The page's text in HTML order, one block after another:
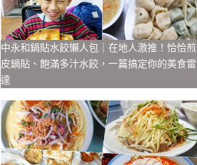
中永和鍋貼水餃懶人包｜在地人激推！恰恰煎
皮鍋貼、飽滿多汁水餃，一篇搞定你的美食雷
達